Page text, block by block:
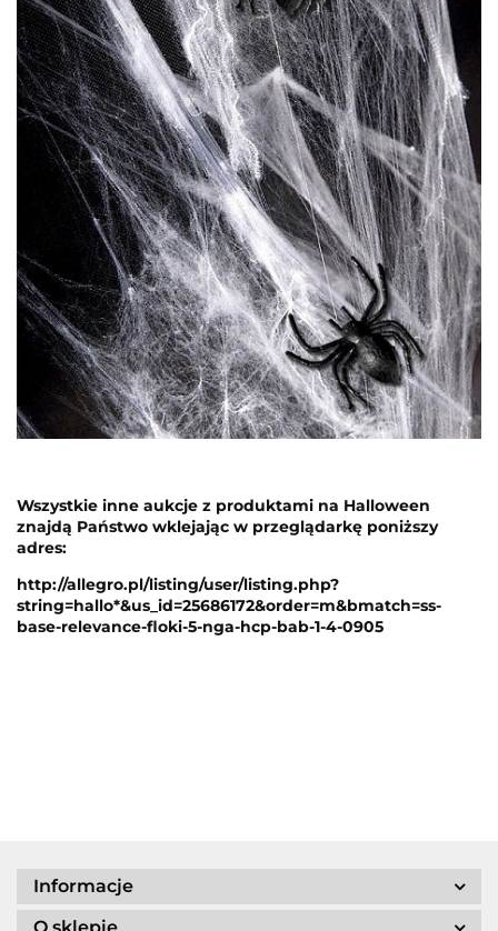
Wszystkie inne aukcje z produktami na Halloween
znajdą Państwo wklejając w przeglądarkę poniższy
adres:
http://allegro.pl/listing/user/listing.php?
string=hallo*&us_id=25686172&order=m&bmatch=ss-
base-relevance-floki-5-nga-hcp-bab-1-4-0905
Informacje
O sklepie